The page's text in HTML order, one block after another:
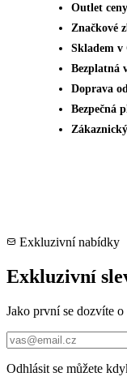
Outlet ceny
Značkové
Skladem v
Bezplatná
Doprava
Bezpečná
Exkluzivní nabídky
Exkluzivní
Jako první se dozvíte
Odhlásit se můžete